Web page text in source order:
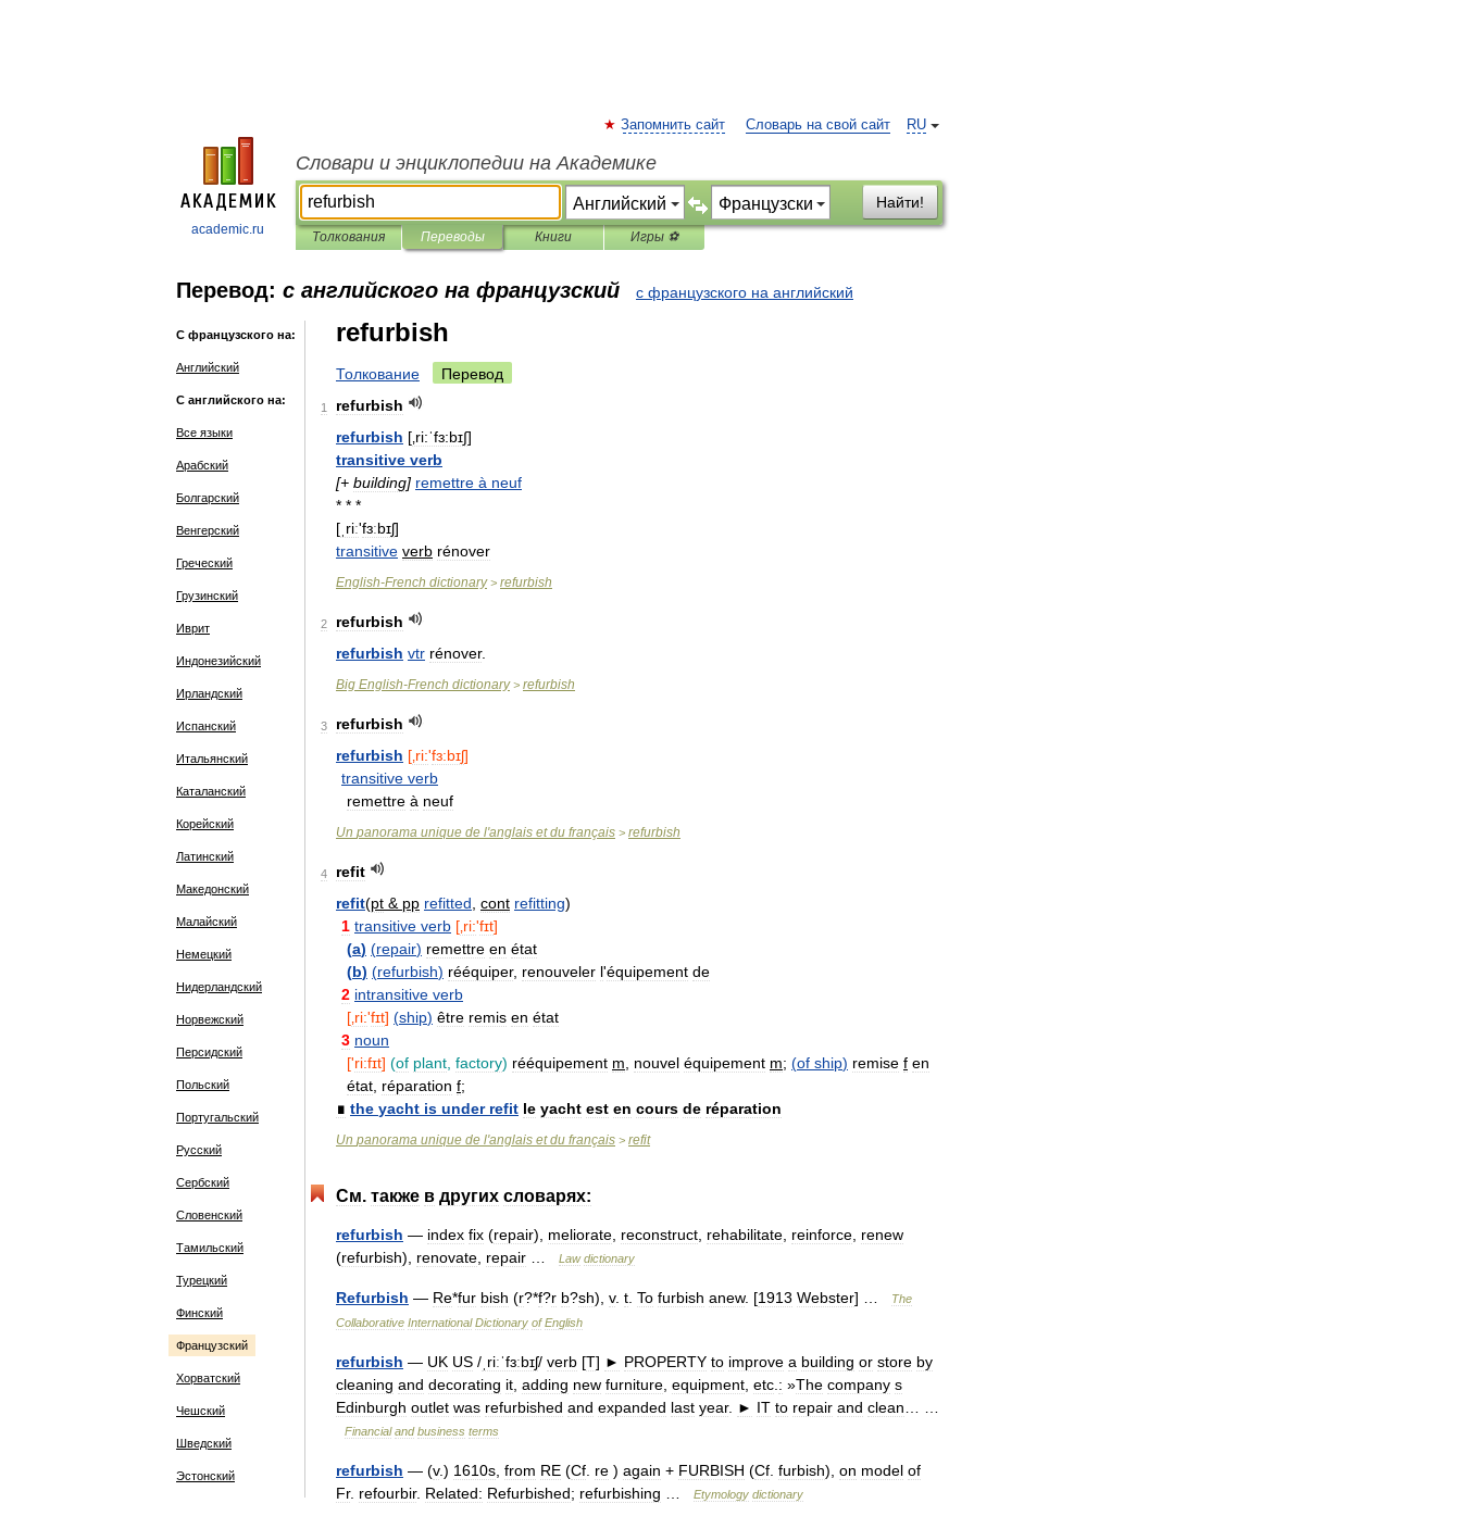
academic.ru
RU
Запомнить сайт Словарь на свой сайт
Словари и энциклопедии на Академике
Найти!
Толкования Переводы Книги Игры ⚽
Перевод: с английского на французский с французского на английский
С французского на:
Английский
С английского на:
Все языки
Арабский
Болгарский
Венгерский
Греческий
Грузинский
Иврит
Индонезийский
Ирландский
Испанский
Итальянский
Каталанский
Корейский
Латинский
Македонский
Малайский
Немецкий
Нидерландский
Норвежский
Персидский
Польский
Португальский
Русский
Сербский
Словенский
Тамильский
Турецкий
Финский
Французский
Хорватский
Чешский
Шведский
Эстонский
refurbish
Толкование Перевод
1
refurbish
refurbish [ ‚ri:ˈfɜ:bɪ∫]
transitive verb
[+ building] remettre à neuf
* * *
[ ˌriː'fɜːbɪʃ]
transitive verb rénover
English-French dictionary> refurbish
2
refurbish
refurbish vtr rénover.
Big English-French dictionary> refurbish
3
refurbish
refurbish [ ‚ri:'fɜ:bɪʃ]
transitive verb
remettre à neuf
Un panorama unique de l'anglais et du français > refurbish
4
refit
refit(pt & pp refitted cont refitting)
1 transitive verb [ ‚ri:'fɪt]
(a) (repair) remettre en état
(b) (refurbish) rééquiper, renouveler l'équipement de
2 intransitive verb
[ ‚ri:'fɪt] (ship) être remis en état
3 noun
['ri:fɪt] (of plant factory) rééquipement m nouvel équipement m; (of ship) remise f en
état réparation f;
∎ the yacht is under refit le yacht est en cours de réparation
Un panorama unique de l'anglais et du français > refit
См. также в других словарях:
refurbish — index fix (repair), meliorate reconstruct rehabilitate reinforce renew
(refurbish), renovate repair Law dictionary
Refurbish — Re*fur bish (r?*f?r b?sh), v. t To furbish anew. [1913 Webster] …
The
Collaborative International Dictionary of English
refurbish — UK US / ˌriːˈfɜːbɪʃ/ verb [T] ► PROPERTY to improve a building or store by
cleaning and decorating it adding new furniture equipment etc : »The company s
Edinburgh outlet was refurbished and expanded last year. ► IT to repair and clean
Financial and business terms
refurbish — (v.) 1610s from RE (Cf re ) again + FURBISH (Cf furbish), on model of
Fr. refourbir. Related: Refurbished; refurbishing Etymology dictionary